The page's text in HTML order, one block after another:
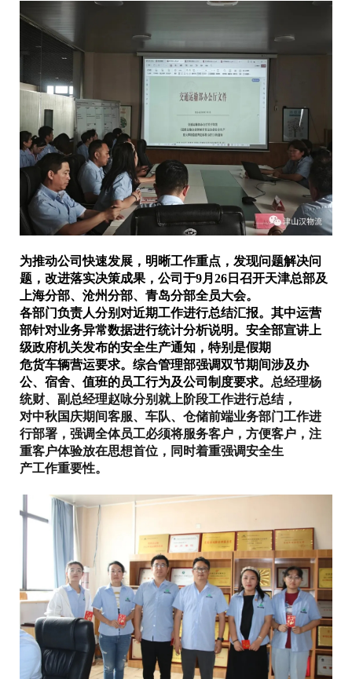
为推动公司快速发展，明晰工作重点，发现问题解决问
题，改进落实决策成果，公司于9月26日召开天津总部及
上海分部、沧州分部、青岛分部全员大会。
各部门负责人分别对近期工作进行总结汇报。 其中运营
部针对业务异常数据进行统计分析说明。 安全部宣讲上
级政府机关发布的安全生产通知，特别是假期
危货车辆营运要求。 综合管理部强调双节期间涉及办
公、宿舍、值班的员工行为及公司制度要求。 总经理杨
统财、副总经理赵咏分别就上阶段工作进行总结，
对中秋国庆期间客服、车队、仓储前端业务部门工作进
行部署，强调全体员工必须将服务客户，方便客户，注
重客户体验放在思想首位，同时着重强调安全生
产工作重要性。